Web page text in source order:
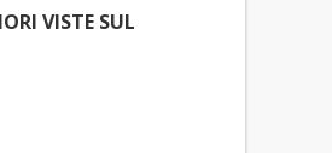
VISTE SUL